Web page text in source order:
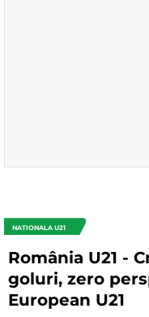
NATIONALA U21
România U21 -
goluri, zero
European U21